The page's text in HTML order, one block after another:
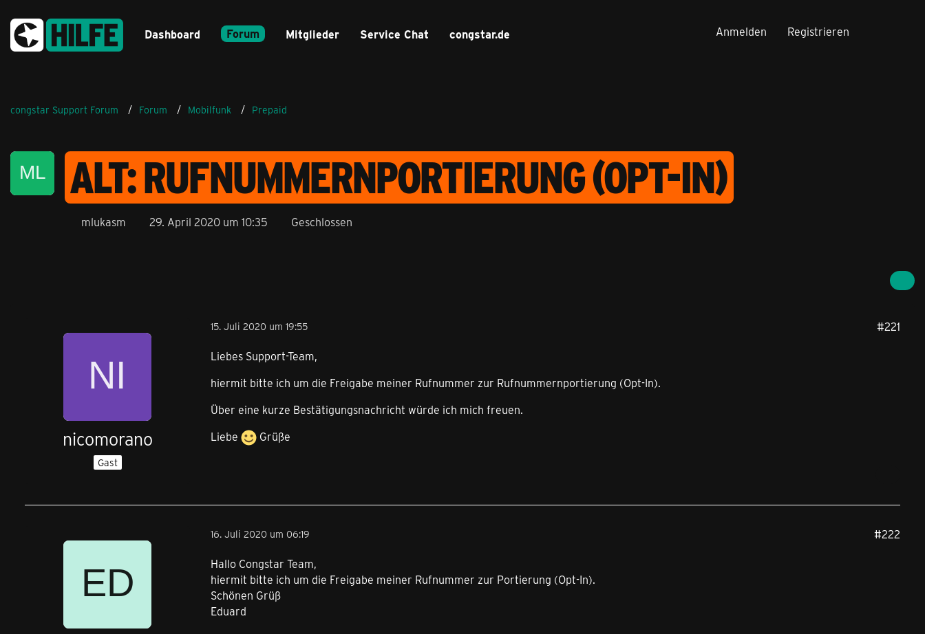
Dashboard Forum Mitglieder Service Chat congstar.de Anmelden Registrieren
congstar Support Forum Forum Mobilfunk Prepaid
ALT: RUFNUMMERNPORTIERUNG (OPT-IN)
mlukasm 29. April 2020 um 10:35 Geschlossen
nicomorano
Gast
15. Juli 2020 um 19:55 #221
Liebes Support-Team,
hiermit bitte ich um die Freigabe meiner Rufnummer zur Rufnummernportierung (Opt-In).
Über eine kurze Bestätigungsnachricht würde ich mich freuen.
Liebe
Grüße
16. Juli 2020 um 06:19 #222
Hallo Congstar Team,
hiermit bitte ich um die Freigabe meiner Rufnummer zur Portierung (Opt-In).
Schönen Grüß
Eduard